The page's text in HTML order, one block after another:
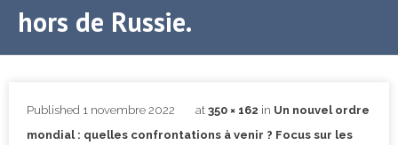
hors de Russie.
Published 1 novembre 2022 at 350 × 162 in Un nouvel ordre
mondial : quelles confrontations à venir ? Focus sur les